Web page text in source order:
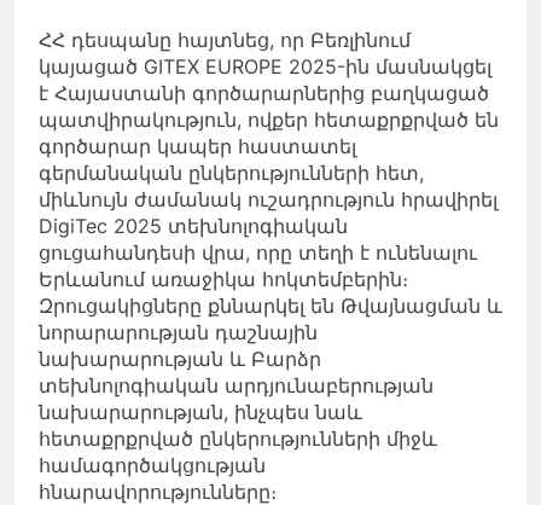
ՀՀ դեսպանը հայտնեց, որ Բեռլինում
կայացած GITEX EUROPE 2025-ին մասնակցել
է Հայաստանի գործարարներից բաղկացած
պատվիրակություն, ովքեր հետաքրքրված են
գործարար կապեր հաստատել
գերմանական ընկերությունների հետ,
միևնույն ժամանակ ուշադրություն հրավիրել
DigiTec 2025 տեխնոլոգիական
ցուցահանդեսի վրա, որը տեղի է ունենալու
Երևանում առաջիկա հոկտեմբերին։
Զրուցակիցները քննարկել են Թվայնացման և
նորարարության դաշնային
նախարարության և Բարձր
տեխնոլոգիական արդյունաբերության
նախարարության, ինչպես նաև
հետաքրքրված ընկերությունների միջև
համագործակցության
հնարավորությունները։